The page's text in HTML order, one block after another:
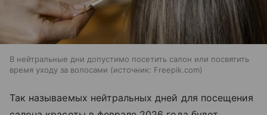
В нейтральные дни допустимо посетить салон или посвятить
время уходу за волосами
источник: Freepik.com
Так называемых нейтральных дней для посещения